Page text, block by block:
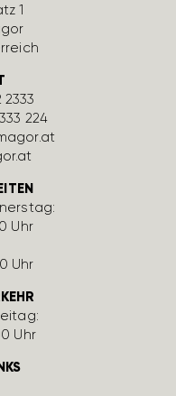
1
2333
224
Uhr
Uhr
Uhr